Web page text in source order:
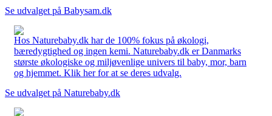
Se udvalget på Babysam.dk
Hos Naturebaby.dk har de 100% fokus på økologi,
bæredygtighed og ingen kemi. Naturebaby.dk er Danmarks
største økologiske og miljøvenlige univers til baby, mor, barn
og hjemmet. Klik her for at se deres udvalg.
Se udvalget på Naturebaby.dk